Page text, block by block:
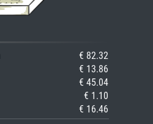
€ 82.32
€ 13.86
€ 45.04
€ 1.10
€ 16.46